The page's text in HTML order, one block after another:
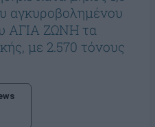
αγκυροβολημένου
ΑΓΙΑ ΖΩΝΗ τα
με 2.570 τόνους